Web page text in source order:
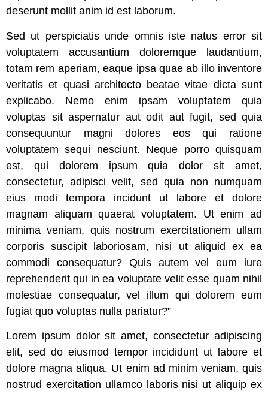
deserunt mollit anim id est laborum.
Sed ut perspiciatis unde omnis iste natus error sit
voluptatem accusantium doloremque laudantium,
totam rem aperiam, eaque ipsa quae ab illo inventore
veritatis et quasi architecto beatae vitae dicta sunt
explicabo. Nemo enim ipsam voluptatem quia
voluptas sit aspernatur aut odit aut fugit, sed quia
consequuntur magni dolores eos qui ratione
voluptatem sequi nesciunt. Neque porro quisquam
est, qui dolorem ipsum quia dolor sit amet,
consectetur, adipisci velit, sed quia non numquam
eius modi tempora incidunt ut labore et dolore
magnam aliquam quaerat voluptatem. Ut enim ad
minima veniam, quis nostrum exercitationem ullam
corporis suscipit laboriosam, nisi ut aliquid ex ea
commodi consequatur? Quis autem vel eum iure
reprehenderit qui in ea voluptate velit esse quam nihil
molestiae consequatur, vel illum qui dolorem eum
fugiat quo voluptas nulla pariatur?”
Lorem ipsum dolor sit amet, consectetur adipiscing
elit, sed do eiusmod tempor incididunt ut labore et
dolore magna aliqua. Ut enim ad minim veniam, quis
nostrud exercitation ullamco laboris nisi ut aliquip ex